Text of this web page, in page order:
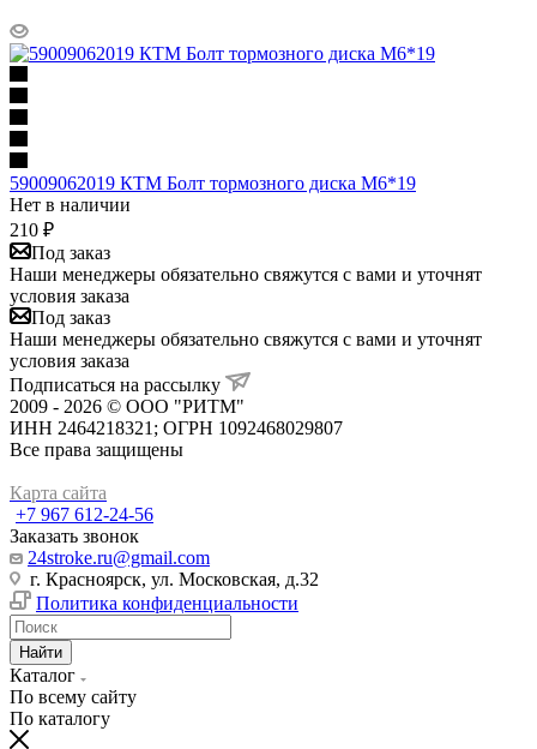
59009062019 КТМ Болт тормозного диска М6*19
Нет в наличии
210 ₽
Под заказ
Наши менеджеры обязательно свяжутся с вами и уточнят
условия заказа
Под заказ
Наши менеджеры обязательно свяжутся с вами и уточнят
условия заказа
Подписаться на рассылку
2009 - 2026 © ООО "РИТМ"
ИНН 2464218321; ОГРН 1092468029807
Все права защищены
Карта сайта
+7 967 612-24-56
Заказать звонок
24stroke.ru@gmail.com
г. Красноярск, ул. Московская, д.32
Политика конфиденциальности
Найти
Каталог
По всему сайту
По каталогу